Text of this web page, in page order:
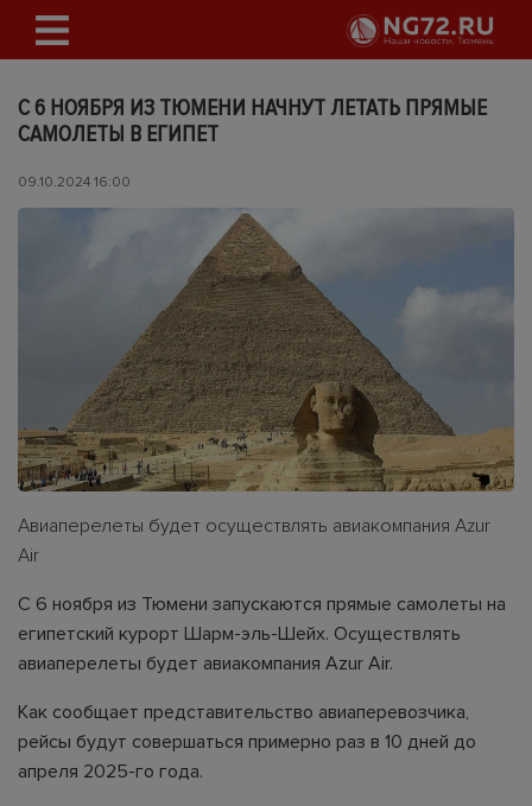
С 6 НОЯБРЯ ИЗ ТЮМЕНИ НАЧНУТ ЛЕТАТЬ ПРЯМЫЕ
САМОЛЕТЫ В ЕГИПЕТ
09.10.2024 16:00
Авиаперелеты будет осуществлять авиакомпания Azur
Air
С 6 ноября из Тюмени запускаются прямые самолеты на
египетский курорт Шарм-эль-Шейх. Осуществлять
авиаперелеты будет авиакомпания Azur Air.
Как сообщает представительство авиаперевозчика,
рейсы будут совершаться примерно раз в 10 дней до
апреля 2025-го года.